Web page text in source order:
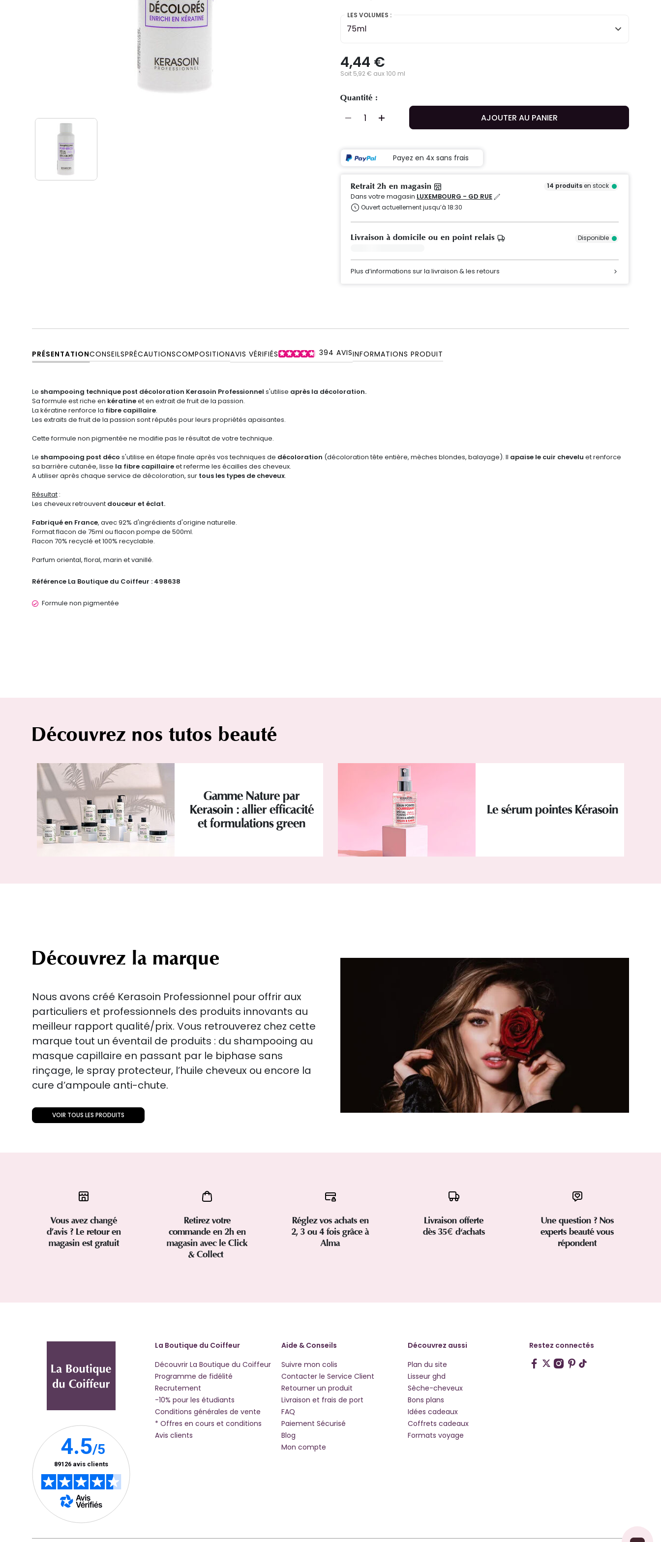
LES VOLUMES :
75ml
4,44 €
Soit 5,92 € aux 100 ml
Quantité :
AJOUTER AU PANIER
Payez en 4x sans frais
Retrait 2h en magasin 14 produitsen stock
Dans votre magasin LUXEMBOURG - GD RUE
Ouvert actuellement jusqu’à 18:30
Livraison à domicile ou en point relais Disponible
Plus d’informations sur la livraison & les retours
PRÉSENTATIONCONSEILSPRÉCAUTIONSCOMPOSITIONAVIS VÉRIFIÉS 394 AVISINFORMATIONS PRODUIT
Le shampooing technique post décoloration Kerasoin Professionnel s'utilise après la décoloration.
Sa formule est riche en kératineet en extrait de fruit de la passion.
La kératine renforce la fibre capillaire.
Les extraits de fruit de la passion sont réputés pour leurs propriétés apaisantes.
Cette formule non pigmentée ne modifie pas le résultat de votre technique.
Le shampooing post déco s'utilise en étape finale après vos techniques de décoloration (décoloration tête entière, mèches blondes, balayage). Il apaise le cuir chevelu et renforce
sa barrière cutanée, lisse la fibre capillaireet referme les écailles des cheveux.
A utiliser après chaque service de décoloration, sur tous les types de cheveux.
Résultat :
Les cheveux retrouvent douceur et éclat.
Fabriqué en France, avec92% d'ingrédients d'origine naturelle.
Format flacon de 75ml ou flacon pompe de 500ml.
Flacon 70% recyclé et 100% recyclable.
Parfum oriental, floral, marin et vanillé.
Référence La Boutique du Coiffeur : 498638
Formule non pigmentée
Découvrez nos tutos beauté
Gamme Nature par
Kerasoin : allier efficacité
et formulations green
Le sérum pointes Kérasoin
Découvrez la marque
Nous avons créé Kerasoin Professionnel pour offrir aux
particuliers et professionnels des produits innovants au
meilleur rapport qualité/prix. Vous retrouverez chez cette
marque tout un éventail de produits : du shampooing au
masque capillaire en passant par le biphase sans
rinçage, le spray protecteur, l’huile cheveux ou encore la
cure d’ampoule anti-chute.
VOIR TOUS LES PRODUITS
Vous avez changé
d’avis ? Le retour en
magasin est gratuit
Retirez votre
commande en 2h en
magasin avec le Click
& Collect
Réglez vos achats en
2, 3 ou 4 fois grâce à
Alma
Livraison offerte
dès 35€ d'achats
Une question ? Nos
experts beauté vous
répondent
La Boutique du Coiffeur
Découvrir La Boutique du Coiffeur
Programme de fidélité
Recrutement
-10% pour les étudiants
Conditions générales de vente
* Offres en cours et conditions
Avis clients
Aide & Conseils
Suivre mon colis
Contacter le Service Client
Retourner un produit
Livraison et frais de port
FAQ
Paiement Sécurisé
Blog
Mon compte
Découvrez aussi
Plan du site
Lisseur ghd
Sèche-cheveux
Bons plans
Idées cadeaux
Coffrets cadeaux
Formats voyage
Restez connectés